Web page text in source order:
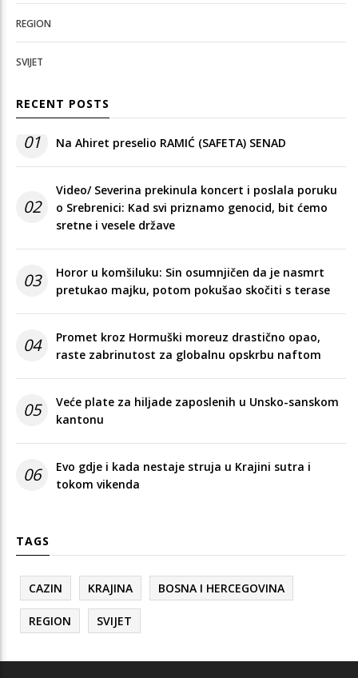
REGION
SVIJET
RECENT POSTS
01 Na Ahiret preselio RAMIĆ (SAFETA) SENAD
02
Video/ Severina prekinula koncert i poslala poruku
o Srebrenici: Kad svi priznamo genocid, bit ćemo
sretne i vesele države
03
Horor u komšiluku: Sin osumnjičen da je nasmrt
pretukao majku, potom pokušao skočiti s terase
04
Promet kroz Hormuški moreuz drastično opao,
raste zabrinutost za globalnu opskrbu naftom
05
Veće plate za hiljade zaposlenih u Unsko-sanskom
kantonu
06
Evo gdje i kada nestaje struja u Krajini sutra i
tokom vikenda
TAGS
CAZIN KRAJINA BOSNA I HERCEGOVINA
REGION SVIJET